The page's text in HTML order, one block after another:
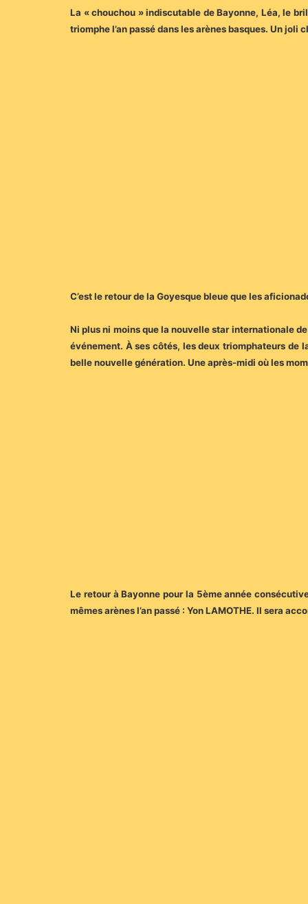
La « chouchou » indiscutable de Bayonne, Léa, le
triomphe l’an passé dans les arènes basques. Un
C’est le retour de la Goyesque bleue que les
Ni plus ni moins que la nouvelle star internationale
événement. À ses côtés, les deux triomphateurs de
belle nouvelle génération. Une après-midi où les
Le retour à Bayonne pour la 5ème année
mêmes arènes l’an passé : Yon LAMOTHE. Il sera